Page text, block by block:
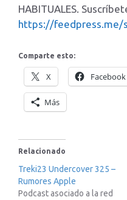
HABITUALES.
https://feedpress.me/
Comparte esto:
X Facebook
Más
Relacionado
Treki23 Undercover 325 –
Rumores Apple
Podcast asociado a la red